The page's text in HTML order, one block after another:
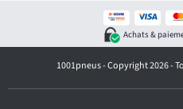
e
Achats &
1001pneus - Copyright 2026 -